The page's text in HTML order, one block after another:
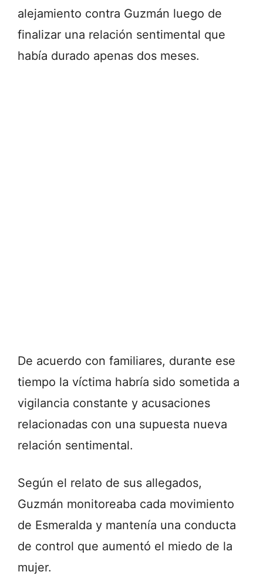
alejamiento contra Guzmán luego de
finalizar una relación sentimental que
había durado apenas dos meses.
De acuerdo con familiares, durante ese
tiempo la víctima habría sido sometida a
vigilancia constante y acusaciones
relacionadas con una supuesta nueva
relación sentimental.
Según el relato de sus allegados,
Guzmán monitoreaba cada movimiento
de Esmeralda y mantenía una conducta
de control que aumentó el miedo de la
mujer.